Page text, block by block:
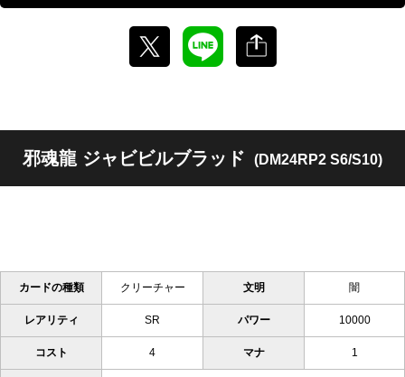
邪魂龍 ジャビビルブラッド (DM24RP2 S6/S10)
カードの種類 クリーチャー 文明 闇
レアリティ SR パワー 10000
コスト 4 マナ 1